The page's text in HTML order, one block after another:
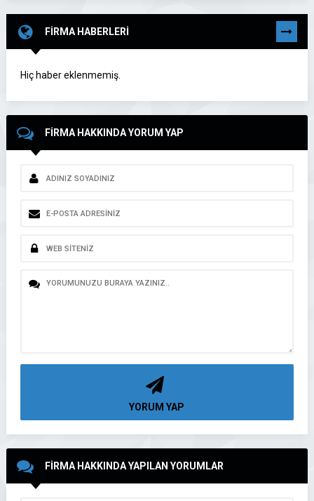
FİRMA HABERLERİ TÜMÜNÜ
Hiç haber eklenmemiş.
FİRMA HAKKINDA YORUM YAP
YORUM YAP
FİRMA HAKKINDA YAPILAN YORUMLAR